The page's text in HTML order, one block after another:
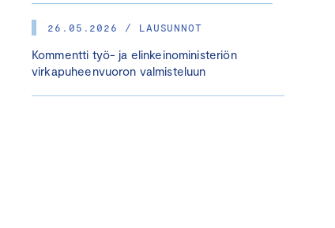
26.05.2026 / LAUSUNNOT
Kommentti työ- ja elinkeinoministeriön
virkapuheenvuoron valmisteluun